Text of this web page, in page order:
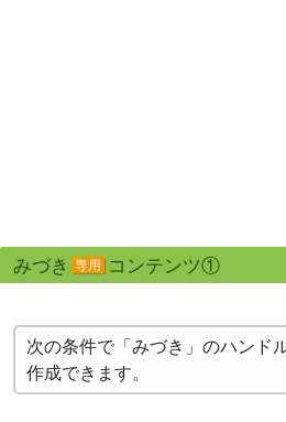
みづき 専用 コンテンツ①
次の条件で「みづき」のハンド
作成できます。